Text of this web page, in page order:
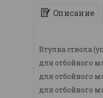
Описание
Втулка ствола
для отбойного
для отбойного
для отбойного